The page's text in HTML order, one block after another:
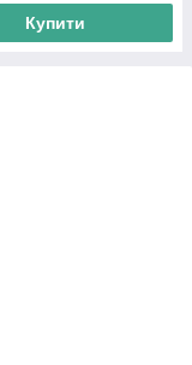
Купити